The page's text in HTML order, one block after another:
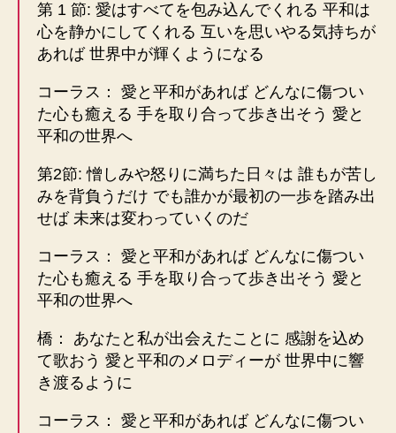
第 1 節: 愛はすべてを包み込んでくれる 平和は
心を静かにしてくれる 互いを思いやる気持ちが
あれば 世界中が輝くようになる
コーラス： 愛と平和があれば どんなに傷つい
た心も癒える 手を取り合って歩き出そう 愛と
平和の世界へ
第2節: 憎しみや怒りに満ちた日々は 誰もが苦し
みを背負うだけ でも誰かが最初の一歩を踏み出
せば 未来は変わっていくのだ
コーラス： 愛と平和があれば どんなに傷つい
た心も癒える 手を取り合って歩き出そう 愛と
平和の世界へ
橋： あなたと私が出会えたことに 感謝を込め
て歌おう 愛と平和のメロディーが 世界中に響
き渡るように
コーラス： 愛と平和があれば どんなに傷つい